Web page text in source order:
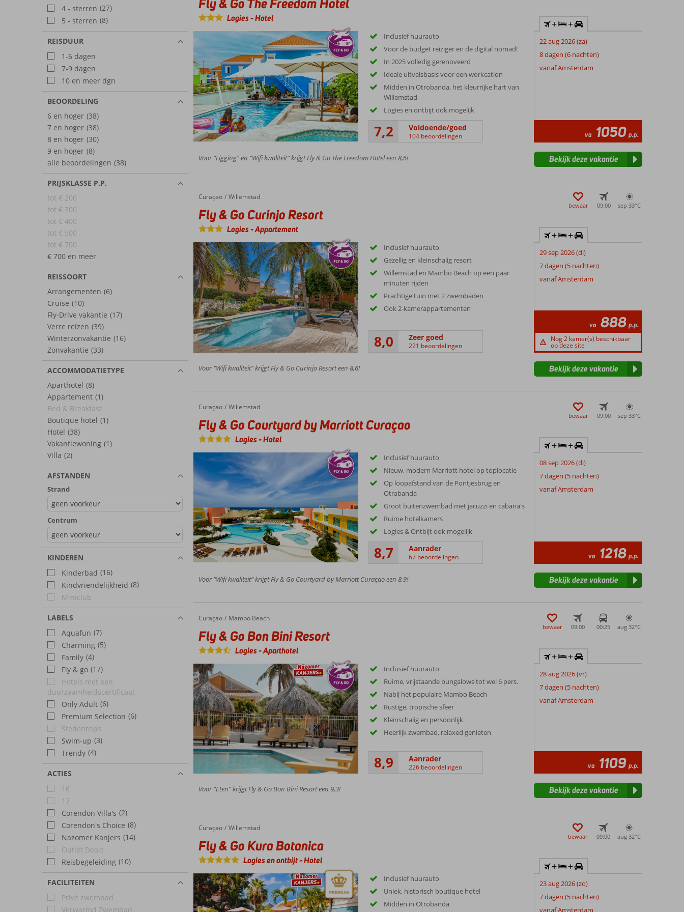
4 - sterren (27)
5 - sterren (8)
REISDUUR
1-6 dagen
7-9 dagen
10 en meer dgn
BEOORDELING
6 en hoger (38)
7 en hoger (38)
8 en hoger (30)
9 en hoger (8)
alle beoordelingen (38)
PRIJSKLASSE P.P.
tot € 200
tot € 300
tot € 400
tot € 500
tot € 700
€ 700 en meer
REISSOORT
Arrangementen (6)
Cruise (10)
Fly-Drive vakantie (17)
Verre reizen (39)
Winterzonvakantie (16)
Zonvakantie (33)
ACCOMMODATIETYPE
Aparthotel (8)
Appartement (1)
Bed & Breakfast
Boutique hotel (1)
Hotel (38)
Vakantiewoning (1)
Villa (2)
AFSTANDEN
Strand
Centrum
KINDEREN
Kinderbad (16)
Kindvriendelijkheid (8)
Miniclub
LABELS
Aquafun (7)
Charming (5)
Family (4)
Fly & go (17)
Hotels met een
duurzaamheidscertificaat
Only Adult (6)
Premium Selection (6)
Stedentrips
Swim-up (3)
Trendy (4)
ACTIES
16
17
Corendon Villa's (2)
Corendon's Choice (8)
Nazomer Kanjers (14)
Outlet Deals
Reisbegeleiding (10)
FACILITEITEN
Privé zwembad
Verwarmd Zwembad
Fly & Go The Freedom Hotel
Logies-Hotel
Inclusief huurauto
Voor de budget reiziger en de digital nomad!
In 2025 volledig gerenoveerd
Ideale uitvalsbasis voor een workcation
Midden in Otrobanda, het kleurrijke hart van
Willemstad
Logies en ontbijt ook mogelijk
7,2 Voldoende/goed
104 beoordelingen
+ +
22 aug 2026 (za)
8 dagen (6 nachten)
vanaf Amsterdam
va 1050 p.p.
Voor “Ligging” en “Wifi kwaliteit” krijgt Fly & Go The Freedom Hotel een 8,6! Bekijk deze vakantie
Home
Curaçao Willemstad
Fly & Go Curinjo Resort
Fly & Go Curinjo Resort
Logies-Appartement
bewaar 09:00 sep 33°C
Inclusief huurauto
Gezellig en kleinschalig resort
Willemstad en Mambo Beach op een paar
minuten rijden
Prachtige tuin met 2 zwembaden
Ook 2-kamerappartementen
8,0 Zeer goed
221 beoordelingen
+ +
29 sep 2026 (di)
7 dagen (5 nachten)
vanaf Amsterdam
va 888 p.p.
Nog 2 kamer(s) beschikbaar
op deze site
Voor “Wifi kwaliteit” krijgt Fly & Go Curinjo Resort een 8,6! Bekijk deze vakantie
Home
Curaçao Willemstad
Fly & Go Courtyard by Marriott Curaçao
Fly & Go Courtyard by Marriott Curaçao
Logies-Hotel
bewaar 09:00 sep 33°C
Inclusief huurauto
Nieuw, modern Marriott hotel op toplocatie
Op loopafstand van de Pontjesbrug en
Otrabanda
Groot buitenzwembad met jacuzzi en cabana's
Ruime hotelkamers
Logies & Ontbijt ook mogelijk
8,7 Aanrader
67 beoordelingen
+ +
08 sep 2026 (di)
7 dagen (5 nachten)
vanaf Amsterdam
va 1218 p.p.
Voor “Wifi kwaliteit” krijgt Fly & Go Courtyard by Marriott Curaçao een 8,9! Bekijk deze vakantie
Home
Curaçao Mambo Beach
Fly & Go Bon Bini Resort
Fly & Go Bon Bini Resort
Logies-Aparthotel
bewaar 09:00 00:25 aug 32°C
Inclusief huurauto
Ruime, vrijstaande bungalows tot wel 6 pers.
Nabij het populaire Mambo Beach
Rustige, tropische sfeer
Kleinschalig en persoonlijk
Heerlijk zwembad, relaxed genieten
8,9 Aanrader
226 beoordelingen
+ +
28 aug 2026 (vr)
7 dagen (5 nachten)
vanaf Amsterdam
va 1109 p.p.
Voor “Eten” krijgt Fly & Go Bon Bini Resort een 9,3! Bekijk deze vakantie
Home
Curaçao Willemstad
Fly & Go Kura Botanica
Fly & Go Kura Botanica
Logies en ontbijt-Hotel
bewaar 09:00 aug 32°C
Inclusief huurauto
Uniek, historisch boutique hotel
Midden in Otrobanda
+ +
23 aug 2026 (zo)
7 dagen (5 nachten)
vanaf Amsterdam